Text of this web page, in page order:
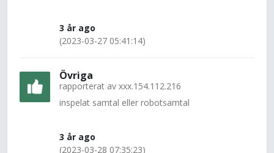
3 år ago
(2023-03-27 05:41:14)
Övriga
rapporterat av xxx.154.112.216
inspelat samtal eller robotsamtal
3 år ago
(2023-03-28 07:35:23)